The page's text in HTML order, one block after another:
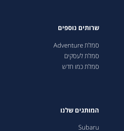
שרותים נוספים
סמלת Adventure
סמלת לעסקים
סמלת כמו חדש
המותגים שלנו
Subaru